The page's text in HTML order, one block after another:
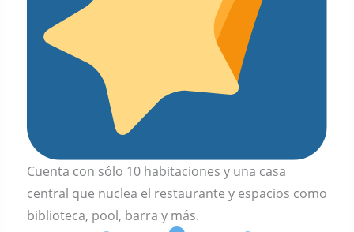
Cuenta con sólo 10 habitaciones y una casa
central que nuclea el restaurante y espacios como
biblioteca, pool, barra y más.